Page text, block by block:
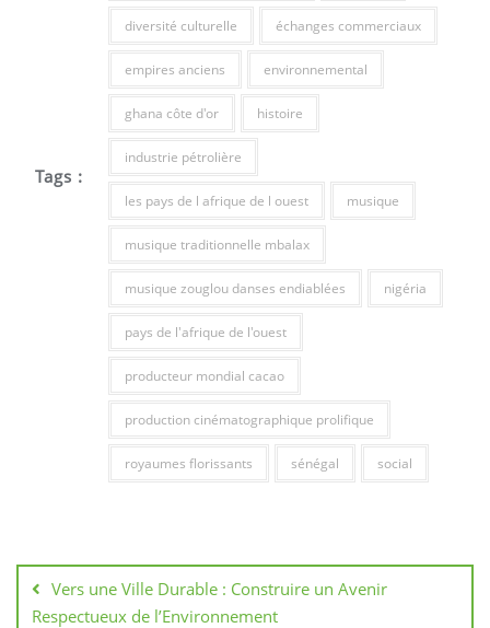
Tags :
diversité culturelle échanges commerciaux
empires anciens environnemental
ghana côte d'or histoire
industrie pétrolière
les pays de l afrique de l ouest musique
musique traditionnelle mbalax
musique zouglou danses endiablées nigéria
pays de l'afrique de l'ouest
producteur mondial cacao
production cinématographique prolifique
royaumes florissants sénégal social
de
l’article
Vers une Ville Durable : Construire un Avenir
Respectueux de l’Environnement